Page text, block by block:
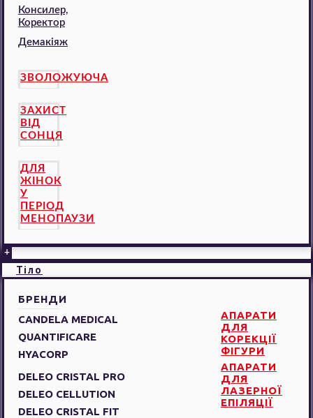
Консилер,
Коректор
Демакіяж
ЗВОЛОЖУЮЧА
ЗАХИСТ
ВІД
СОНЦЯ
ДЛЯ
ЖІНОК
У
ПЕРІОД
МЕНОПАУЗИ
+
Тіло
БРЕНДИ
CANDELA MEDICAL
QUANTIFICARE
HYACORP
АПАРАТИ
ДЛЯ
КОРЕКЦІЇ
ФІГУРИ
DELEO CRISTAL PRO
DELEO CELLUTION
DELEO CRISTAL FIT
АПАРАТИ
ДЛЯ
ЛАЗЕРНОЇ
ЕПІЛЯЦІЇ